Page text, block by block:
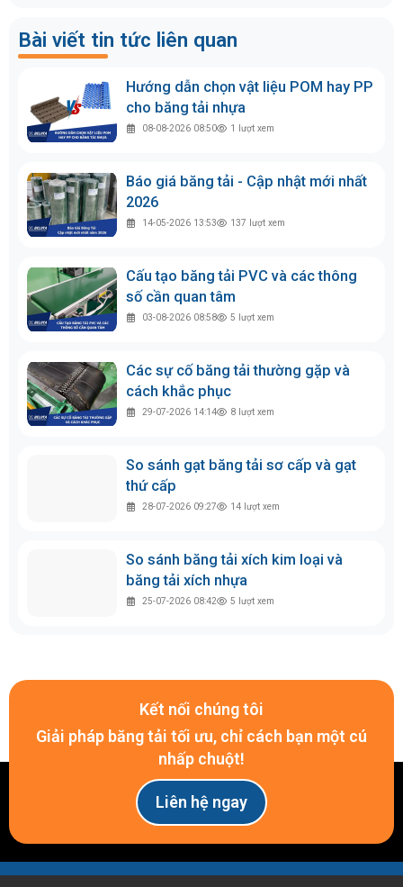
Bài viết tin tức liên quan
Hướng dẫn chọn vật liệu POM hay PP
cho băng tải nhựa
08-08-2026 08:50 1 lượt xem
Báo giá băng tải - Cập nhật mới nhất
2026
14-05-2026 13:53 137 lượt xem
Cấu tạo băng tải PVC và các thông
số cần quan tâm
03-08-2026 08:58 5 lượt xem
Các sự cố băng tải thường gặp và
cách khắc phục
29-07-2026 14:14 8 lượt xem
So sánh gạt băng tải sơ cấp và gạt
thứ cấp
28-07-2026 09:27 14 lượt xem
So sánh băng tải xích kim loại và
băng tải xích nhựa
25-07-2026 08:42 5 lượt xem
Kết nối chúng tôi
Giải pháp băng tải tối ưu, chỉ cách bạn một cú
nhấp chuột!
Liên hệ ngay